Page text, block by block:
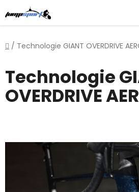
na
obsah
Domů
/ Technologie GIANT OVERDRIVE
Technologie
OVERDRIVE